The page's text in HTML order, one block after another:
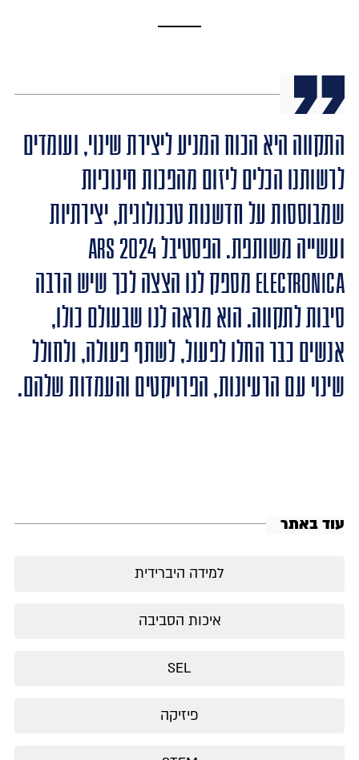
התקווה היא הכוח המניע ליצירת שינוי, ועומדים
לרשותנו הכלים ליזום מהפכות חינוכיות
שמבוססות על חדשנות טכנולוגית, יצירתיות
ועשייה משותפת. הפסטיבל 2024 Ars
Electronica מספק לנו הצצה לכך שיש הרבה
סיבות לתקווה. הוא מראה לנו שבעולם כולו,
אנשים כבר החלו לפעול, לשתף פעולה, ולחולל
שינוי עם הרעיונות, הפרויקטים והעמדות שלהם.
עוד באתר
למידה היברידית
איכות הסביבה
SEL
פיזיקה